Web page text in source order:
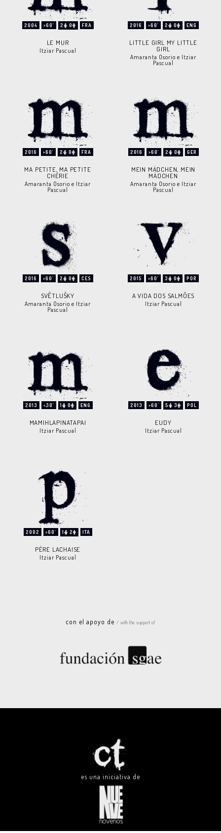
2004 >60' 2 0 FRA
LE MUR
Itziar Pascual
2016 >60' 2 0 ENG
LITTLE GIRL MY LITTLE
GIRL
Amaranta Osorio e Itziar
Pascual
2016 >60' 2 0 FRA
MA PETITE, MA PETITE
CHÉRIE
Amaranta Osorio e Itziar
Pascual
2016 >60' 2 0 GER
MEIN MÄDCHEN, MEIN
MÄDCHEN
Amaranta Osorio e Itziar
Pascual
2016 >60' 2 0 CES
SVĚTLUŠKY
Amaranta Osorio e Itziar
Pascual
2015 >60' 3 0 POR
A VIDA DOS SALMÕES
Itziar Pascual
2013 <30' 1 0 ENG
MAMIHLAPINATAPAI
Itziar Pascual
2013 >60' 5 3 POL
EUDY
Itziar Pascual
2002 >60' 1 2 ITA
PÈRE LACHAISE
Itziar Pascual
con el apoyo de / with the support of
es una iniciativa de